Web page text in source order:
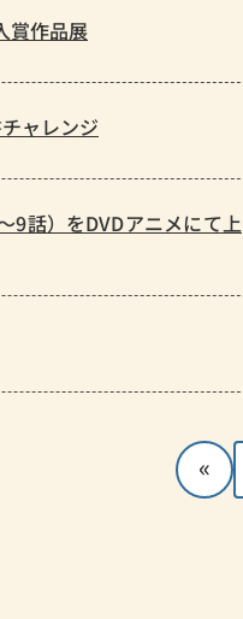
賞作品展
ャレンジ
9話）をDVDアニメにて上
«